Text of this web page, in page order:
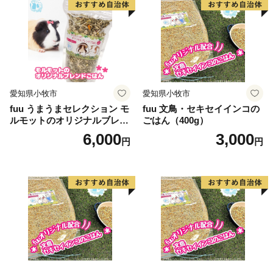
愛知県小牧市
fuu うまうまセレクション モ
ルモットのオリジナルブレン
6,000円
愛知県小牧市
fuu 文鳥・セキセイインコの
ごはん（400g）
3,000円